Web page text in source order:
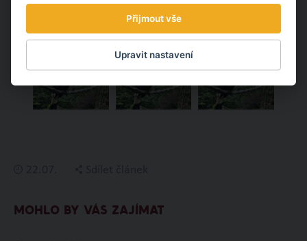
MOHLO BY VÁS ZAJÍMAT
Přijmout vše
Upravit nastavení